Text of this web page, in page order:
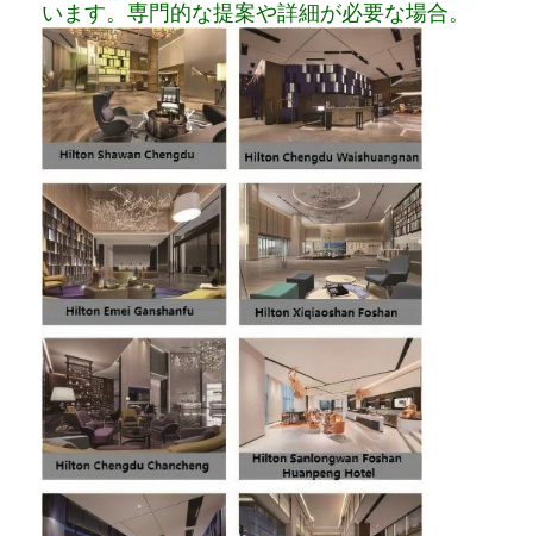
います。専門的な提案や詳細が必要な場合。